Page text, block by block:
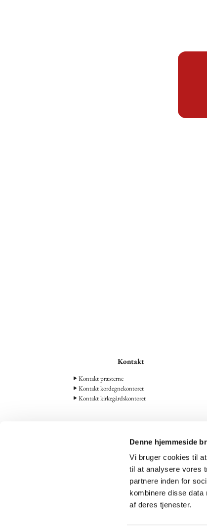
Denne hjemmeside
Vi bruger cookies til
til at analysere vores
partnere inden for
kombinere disse data
af deres tjenester.
Kontakt
Kontakt præsterne
Kontakt kordegnekontoret
Kontakt kirkegårdskontoret
43